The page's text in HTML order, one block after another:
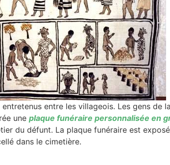
entre les villageois. Les gens de
une plaque funéraire personnalisée en
du défunt. La plaque funéraire est
dans le cimetière.